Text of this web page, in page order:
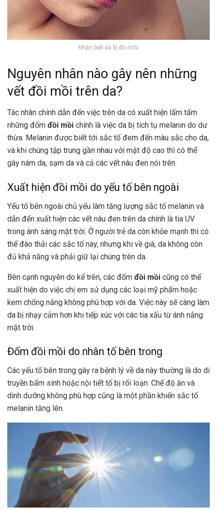
Nhận biết da bị đồi mồi
Nguyên nhân nào gây nên những
vết đồi mồi trên da?
Tác nhân chính dẫn đến việc trên da có xuất hiện lấm tấm
những đốm đồi mồi chính là việc da bị tích tụ melanin do dư
thừa. Melanin được biết tới sắc tố đem đến màu sắc cho da,
và khi chúng tập trung gần nhau với mật độ cao thì có thể
gây nám da, sạm da và cả các vết nâu đen nói trên.
Xuất hiện đồi mồi do yếu tố bên ngoài
Yếu tố bên ngoài chủ yếu làm tăng lượng sắc tố melanin và
dẫn đến xuất hiện các vết nâu đen trên da chính là tia UV
trong ánh sáng mặt trời. Ở người trẻ da còn khỏe mạnh thì có
thể đào thải các sắc tố này, nhưng khi về già, da không còn
đủ khả năng và phải giữ lại chúng trên da.
Bên cạnh nguyên do kể trên, các đốm đồi mồi cũng có thể
xuất hiện do việc chị em sử dụng các loại mỹ phẩm hoặc
kem chống nắng không phù hợp với da. Việc này sẽ càng làm
da bị nhạy cảm hơn khi tiếp xúc với các tia xấu từ ánh nắng
mặt trời.
Đốm đồi mồi do nhân tố bên trong
Các yếu tố bên trong gây ra bệnh lý về da này thường là do di
truyền bẩm sinh hoặc nội tiết tố bị rối loạn. Chế độ ăn và
dinh dưỡng không phù hợp cũng là một phần khiến sắc tố
melanin tăng lên.